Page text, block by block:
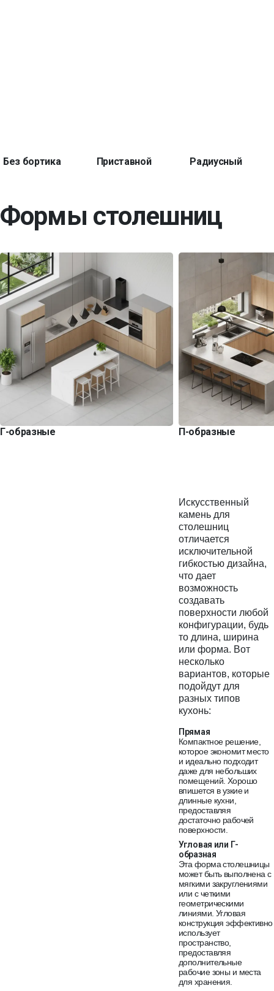
Без бортика Приставной Радиусный
Формы столешниц
Г-образные П-образные
Искусственный
камень для
столешниц
отличается
исключительной
гибкостью дизайна,
что дает
возможность
создавать
поверхности любой
конфигурации, будь
то длина, ширина
или форма. Вот
несколько
вариантов, которые
подойдут для
разных типов
кухонь:
Прямая
Компактное решение,
которое экономит место
и идеально подходит
даже для небольших
помещений. Хорошо
впишется в узкие и
длинные кухни,
предоставляя
достаточно рабочей
поверхности.
Угловая или Г-
образная
Эта форма столешницы
может быть выполнена с
мягкими закруглениями
или с четкими
геометрическими
линиями. Угловая
конструкция эффективно
использует
пространство,
предоставляя
дополнительные
рабочие зоны и места
для хранения.